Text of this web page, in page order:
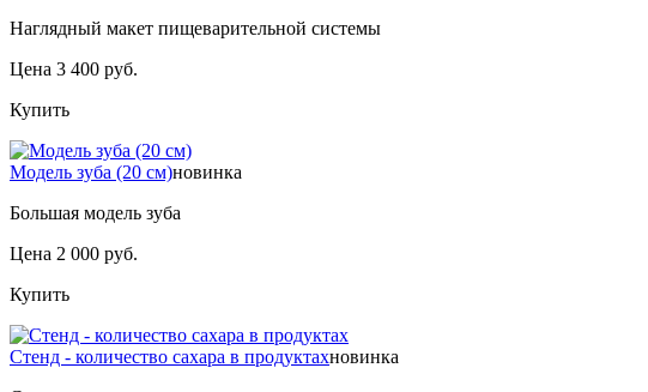
Наглядный макет пищеварительной системы
Цена 3 400 руб.
Купить
Модель зуба (20 см)новинка
Большая модель зуба
Цена 2 000 руб.
Купить
Стенд - количество сахара в продуктахновинка